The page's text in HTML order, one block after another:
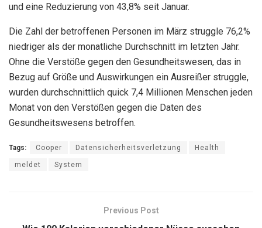
und eine Reduzierung von 43,8% seit Januar.
Die Zahl der betroffenen Personen im März struggle 76,2%
niedriger als der monatliche Durchschnitt im letzten Jahr.
Ohne die Verstöße gegen den Gesundheitswesen, das in
Bezug auf Größe und Auswirkungen ein Ausreißer struggle,
wurden durchschnittlich quick 7,4 Millionen Menschen jeden
Monat von den Verstößen gegen die Daten des
Gesundheitswesens betroffen.
Tags: Cooper Datensicherheitsverletzung Health
meldet System
Previous Post